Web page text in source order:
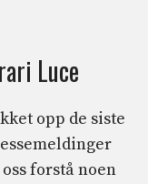
Luce
opp de siste
forstå noen